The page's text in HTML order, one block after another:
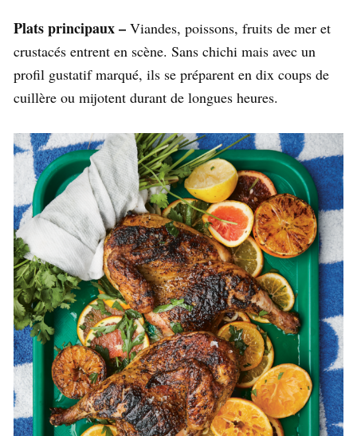
Plats principaux – Viandes, poissons, fruits de mer et
crustacés entrent en scène. Sans chichi mais avec un
profil gustatif marqué, ils se préparent en dix coups de
cuillère ou mijotent durant de longues heures.